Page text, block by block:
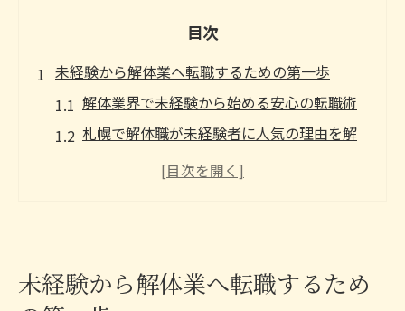
目次
未経験から解体業へ転職するための第一歩
解体業界で未経験から始める安心の転職術
札幌で解体職が未経験者に人気の理由を解
出す方法
未経験から解体業へ転職するため